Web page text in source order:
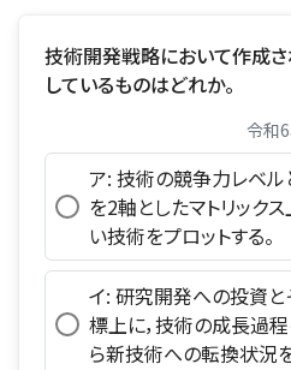
技術開発戦略において作成
しているものはどれか。
令和
ア: 技術の競争力レベル
を2軸としたマトリック
い技術をプロットする。
イ: 研究開発への投資
標上に，技術の成長過
ら新技術への転換状況